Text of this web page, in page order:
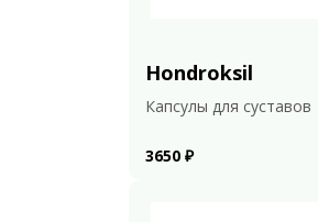
Hondroksil
Капсулы для суставов
3650 ₽